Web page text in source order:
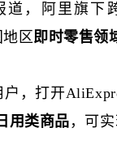
道，阿里旗下
地区即时零售领
户 ，打开
用类商品，可